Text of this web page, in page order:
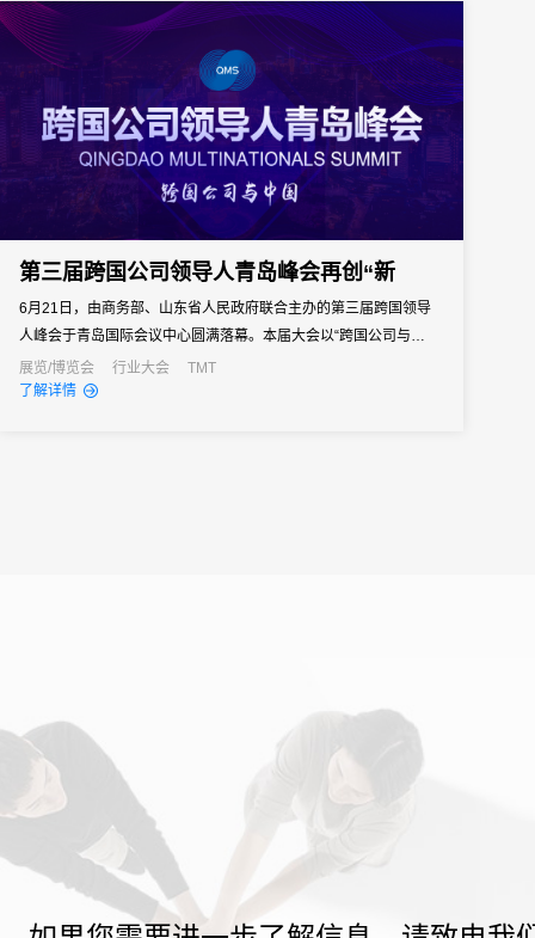
第三届跨国公司领导人青岛峰会再创“新
6月21日，由商务部、山东省人民政府联合主办的第三届跨国领导
人峰会于青岛国际会议中心圆满落幕。本届大会以“跨国公司与中国”
为主题，为跨国公司、工商各界、政界和学界提供了沟通交流的机
会与平台。本届大会吸引来自境外467家世界500强企业和行业领军
展览/博览会 行业大会
TMT
了解详情